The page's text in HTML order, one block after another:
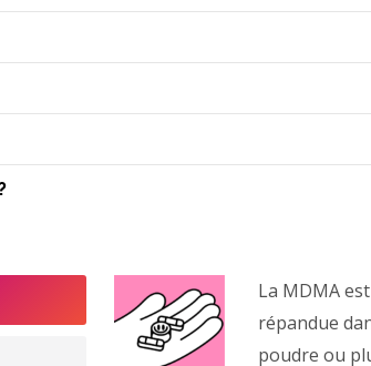
La MDMA
répandue
poudre ou